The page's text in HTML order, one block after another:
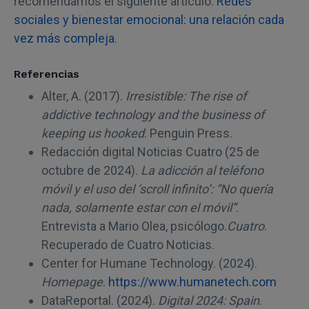
sociales y bienestar emocional: una relación cada
vez más compleja.
Referencias
Alter, A. (2017). Irresistible: The rise of
addictive technology and the business of
keeping us hooked. Penguin Press.
Redacción digital Noticias Cuatro (25 de
octubre de 2024). La adicción al teléfono
móvil y el uso del ‘scroll infinito’: “No quería
nada, solamente estar con el móvil”.
Entrevista a Mario Olea, psicólogo.Cuatro.
Recuperado de Cuatro Noticias.
Center for Humane Technology. (2024).
Homepage. https://www.humanetech.com
DataReportal. (2024). Digital 2024: Spain.